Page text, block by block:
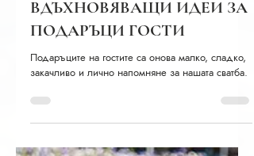
Мила, Mille Bridal
ВДЪХНОВЯВАЩИ ИДЕИ ЗА